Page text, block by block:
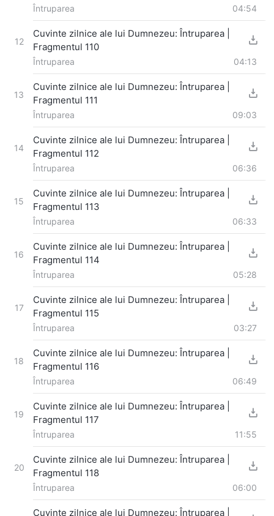
Întruparea 04:54
12
Cuvinte zilnice ale lui Dumnezeu: Întruparea |
Fragmentul 110
Întruparea 04:13
13
Cuvinte zilnice ale lui Dumnezeu: Întruparea |
Fragmentul 111
Întruparea 09:03
14
Cuvinte zilnice ale lui Dumnezeu: Întruparea |
Fragmentul 112
Întruparea 06:36
15
Cuvinte zilnice ale lui Dumnezeu: Întruparea |
Fragmentul 113
Întruparea 06:33
16
Cuvinte zilnice ale lui Dumnezeu: Întruparea |
Fragmentul 114
Întruparea 05:28
17
Cuvinte zilnice ale lui Dumnezeu: Întruparea |
Fragmentul 115
Întruparea 03:27
18
Cuvinte zilnice ale lui Dumnezeu: Întruparea |
Fragmentul 116
Întruparea 06:49
19
Cuvinte zilnice ale lui Dumnezeu: Întruparea |
Fragmentul 117
Întruparea 11:55
20
Cuvinte zilnice ale lui Dumnezeu: Întruparea |
Fragmentul 118
Întruparea 06:00
Cuvinte zilnice ale lui Dumnezeu: Întruparea |